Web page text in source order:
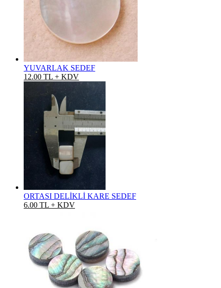
YUVARLAK SEDEF
12.00 TL + KDV
ORTASI DELİKLİ KARE SEDEF
6.00 TL + KDV